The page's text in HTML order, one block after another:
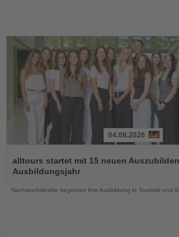
Sie
die
04.08.2026
alltours startet mit 15 neuen
Ausbildungsjahr
Nachwuchskräfte beginnen ihre Ausbildung in Touristik und